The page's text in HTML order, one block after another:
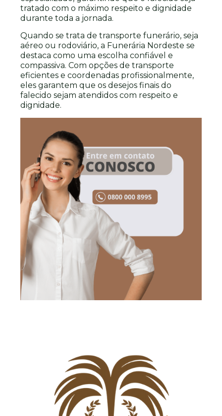
tratado com o máximo respeito e dignidade
durante toda a jornada.
Quando se trata de transporte funerário, seja
aéreo ou rodoviário, a Funerária Nordeste se
destaca como uma escolha confiável e
compassiva. Com opções de transporte
eficientes e coordenadas profissionalmente,
eles garantem que os desejos finais do
falecido sejam atendidos com respeito e
dignidade.